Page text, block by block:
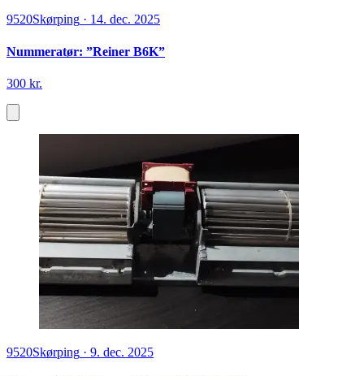
9520Skørping · 14. dec. 2025
Nummeratør: ”Reiner B6K”
300 kr.
9520Skørping · 9. dec. 2025